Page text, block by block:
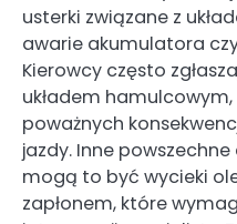
usterki związane z
awarie akumulatora
Kierowcy często
układem
poważnych
jazdy. Inne
mogą to być wycieki
zapłonem, które